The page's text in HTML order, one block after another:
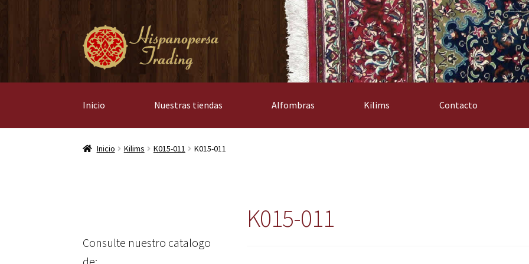
Ir
a
la
Ir
al
contenido
Inicio Nuestras tiendas Alfombras Kilims Contacto
Inicio Kilims K015-011 K015-011
K015-011
Consulte nuestro catalogo